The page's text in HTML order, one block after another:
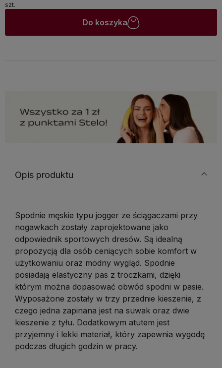
szt.
Do koszyka
Opis produktu
Spodnie męskie typu jogger ze ściągaczami przy
nogawkach zostały zaprojektowane jako
odpowiednik sportowych dresów. Są idealną
propozycją dla osób ceniących sobie komfort w
użytkowaniu oraz modny wygląd. Spodnie
posiadają elastyczny pas z troczkami, dzięki
którym można dopasować obwód spodni w pasie.
Wyposażone zostały w trzy przednie kieszenie, z
czego jedna zapinana jest na suwak oraz dwie
kieszenie z tyłu. Dodatkowym atutem jest
przyjemny i lekki materiał, który zapewnia wygodę
podczas długich godzin w pracy.